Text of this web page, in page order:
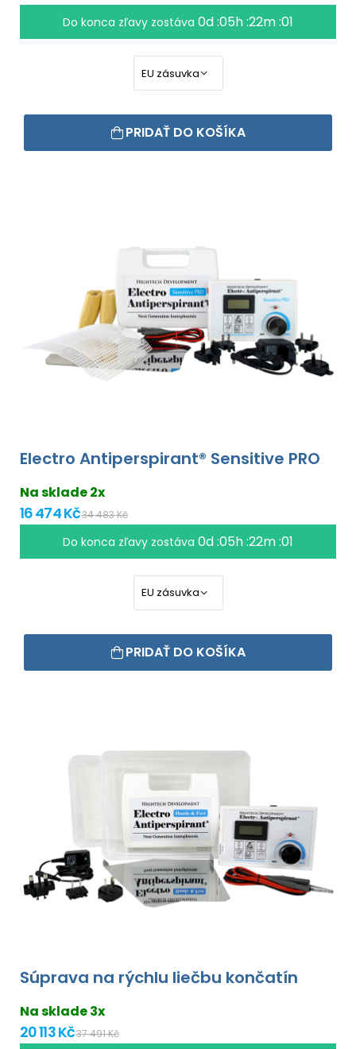
Do konca zľavy zostáva 0d :05h :22m :00
PRIDAŤ DO KOŠÍKA
Electro Antiperspirant® Sensitive PRO
Na sklade 2x
16 474 Kč34 483 Kč
Do konca zľavy zostáva 0d :05h :22m :00
PRIDAŤ DO KOŠÍKA
Súprava na rýchlu liečbu končatín
Na sklade 3x
20 113 Kč37 491 Kč